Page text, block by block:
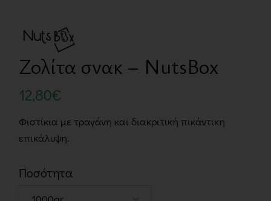
Ζολίτα σνακ – NutsBox
12,80€
Φιστίκια με τραγάνη και διακριτική πικάντικη
επικάλυψη.
Ποσότητα